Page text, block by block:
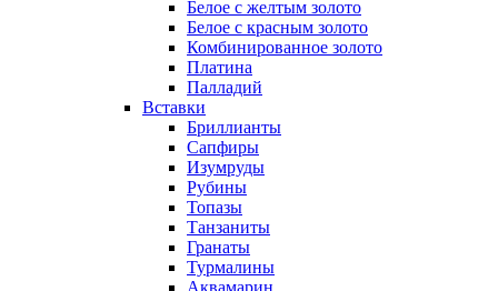
Белое с желтым золото
Белое с красным золото
Комбинированное золото
Платина
Палладий
Вставки
Бриллианты
Сапфиры
Изумруды
Рубины
Топазы
Танзаниты
Гранаты
Турмалины
Аквамарин